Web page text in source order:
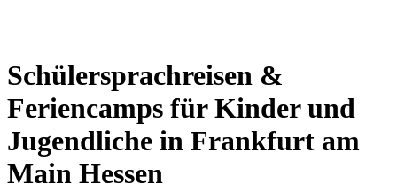
Schülersprachreisen &
Feriencamps für Kinder und
Jugendliche in Frankfurt am
Main Hessen